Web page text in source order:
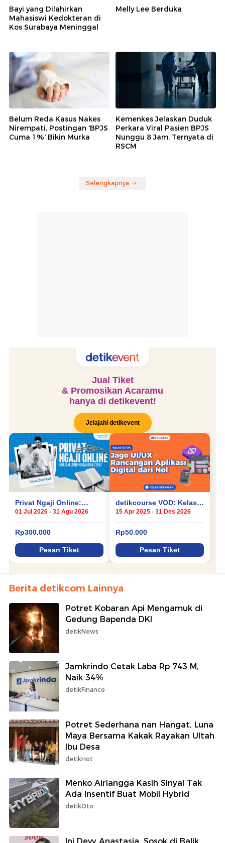
Bayi yang Dilahirkan
Mahasiswi Kedokteran di
Kos Surabaya Meninggal
Melly Lee Berduka
Belum Reda Kasus Nakes
Nirempati, Postingan 'BPJS
Cuma 1%' Bikin Murka
Kemenkes Jelaskan Duduk
Perkara Viral Pasien BPJS
Nunggu 8 Jam, Ternyata di
RSCM
Selengkapnya
Berita detikcom Lainnya
Potret Kobaran Api Mengamuk di
Gedung Bapenda DKI
detikNews
Jamkrindo Cetak Laba Rp 743 M,
Naik 34%
detikFinance
Potret Sederhana nan Hangat, Luna
Maya Bersama Kakak Rayakan Ultah
Ibu Desa
detikHot
Menko Airlangga Kasih Sinyal Tak
Ada Insentif Buat Mobil Hybrid
detikOto